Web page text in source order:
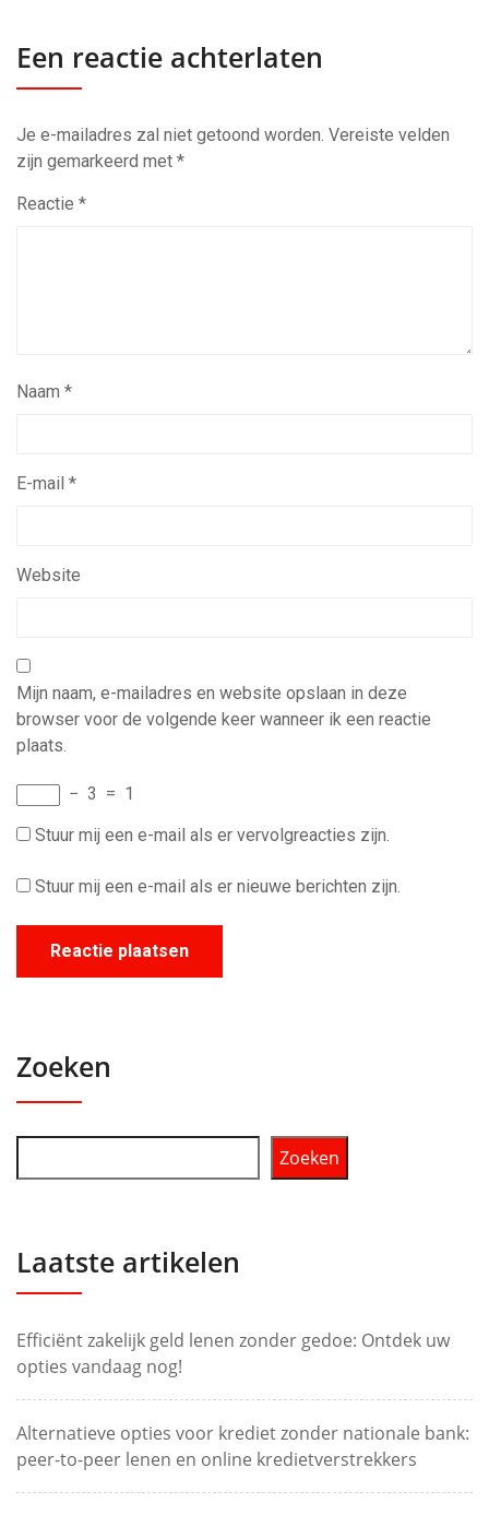
Een reactie achterlaten
Je e-mailadres zal niet getoond worden. Vereiste velden
zijn gemarkeerd met *
Reactie *
Naam *
E-mail *
Website
Mijn naam, e-mailadres en website opslaan in deze
browser voor de volgende keer wanneer ik een reactie
plaats.
− 3 = 1
Stuur mij een e-mail als er vervolgreacties zijn.
Stuur mij een e-mail als er nieuwe berichten zijn.
Zoeken
Zoeken
Laatste artikelen
Efficiënt zakelijk geld lenen zonder gedoe: Ontdek uw
opties vandaag nog!
Alternatieve opties voor krediet zonder nationale bank:
peer-to-peer lenen en online kredietverstrekkers